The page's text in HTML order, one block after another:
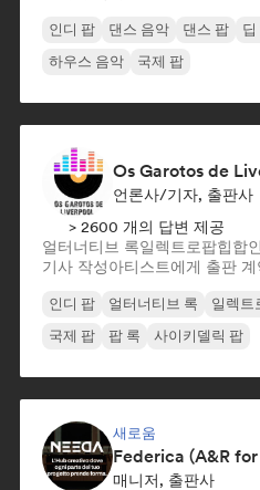
인디 팝 댄스 음악 댄스 팝 딥
하우스 음악
국제 팝
언론사/기자, 출판사
> 2600 개의 답변 제공
얼터너티브 록일렉트로팝힙합
기사 작성아티스트에게 출판
인디 팝 얼터너티브 록 일렉트
국제 팝
팝 록 사이키델릭 팝
새로움
Federica (A&R
매니저, 출판사